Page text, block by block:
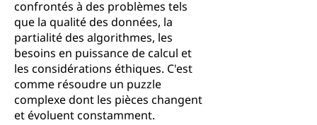
confrontés à des problèmes tels
que la qualité des données, la
partialité des algorithmes, les
besoins en puissance de calcul et
les considérations éthiques. C'est
comme résoudre un puzzle
complexe dont les pièces changent
et évoluent constamment.